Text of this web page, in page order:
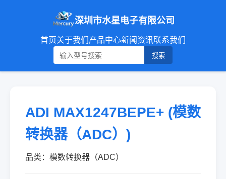
深圳市水星电子有限公司
首页关于我们 产品中心新闻资讯联系我们
搜索
ADI MAX1247BEPE+ (模数
转换器（ADC）)
品类：模数转换器（ADC）